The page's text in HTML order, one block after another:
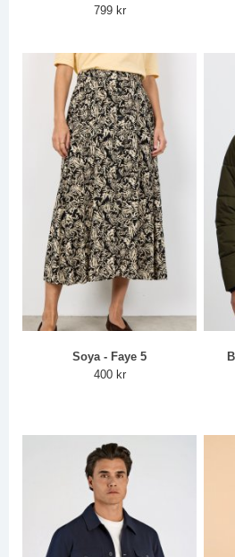
799 kr
Soya - Faye 5
400 kr